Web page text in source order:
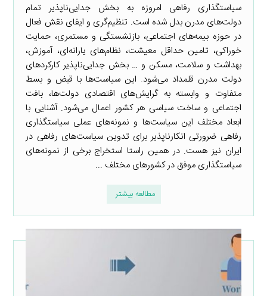
سیاستگذاری رفاهی امروزه به بخش جدایی‌ناپذیر تمام
دولت‌های مدرن بدل شده است. تنظیم‌گری و ایفای نقش فعال
در حوزه بیمه‌های اجتماعی، بازنشستگی و مستمری، حمایت
خوراکی، تامین حداقل معیشت، نظام‌های یارانه‌ای، آموزش،
بهداشت و سلامت، مسکن و … بخش جدایی‌ناپذیر کارکردهای
دولت مدرن قلمداد می‌شود. این سیاست‌ها با قبض و بسط
متفاوت و وابسته به گرایش‌های اقتصادی دولت‌ها، بافت
اجتماعی و ساخت سیاسی هر کشور اعمال می‌شود. آشنایی با
ابعاد مختلف این سیاست‌ها و نمونه‌های عملی سیاستگذاری
رفاهی ضرورتی انکارناپذیر برای تدوین سیاست‌های رفاهی در
ایران نیز هست. در همین راستا استخراج برخی از نمونه‌های
سیاستگذاری موفق در کشورهای مختلف ...
مطالعه بیشتر